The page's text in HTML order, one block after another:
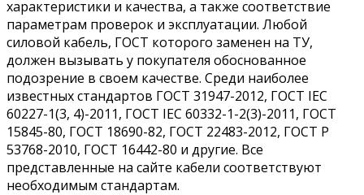
характеристики и качества, а также соответствие
параметрам проверок и эксплуатации. Любой
силовой кабель, ГОСТ которого заменен на ТУ,
должен вызывать у покупателя обоснованное
подозрение в своем качестве. Среди наиболее
известных стандартов ГОСТ 31947-2012, ГОСТ IEC
60227-1(3, 4)-2011, ГОСТ IEC 60332-1-2(3)-2011, ГОСТ
15845-80, ГОСТ 18690-82, ГОСТ 22483-2012, ГОСТ Р
53768-2010, ГОСТ 16442-80 и другие. Все
представленные на сайте кабели соответствуют
необходимым стандартам.